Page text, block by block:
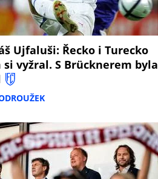
Ujfaluši: Řecko i Turecko
si vyžral. S Brücknerem byla